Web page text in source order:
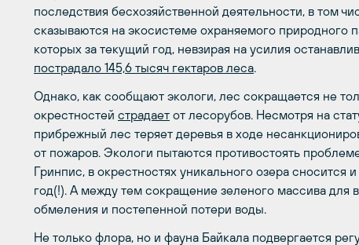
последствия бесхозяйственной деятельности, в том
сказываются на экосистеме охраняемого природного
которых за текущий год, невзирая на усилия
пострадало 145,6 тысяч гектаров леса.
Однако, как сообщают экологи, лес сокращается не
окрестностей страдает от лесорубов. Несмотря на
прибрежный лес теряет деревья в ходе
от пожаров. Экологи пытаются противостоять
Гринпис, в окрестностях уникального озера сносится
год(!). А между тем сокращение зеленого массива для
обмеления и постепенной потери воды.
Не только флора, но и фауна Байкала подвергается